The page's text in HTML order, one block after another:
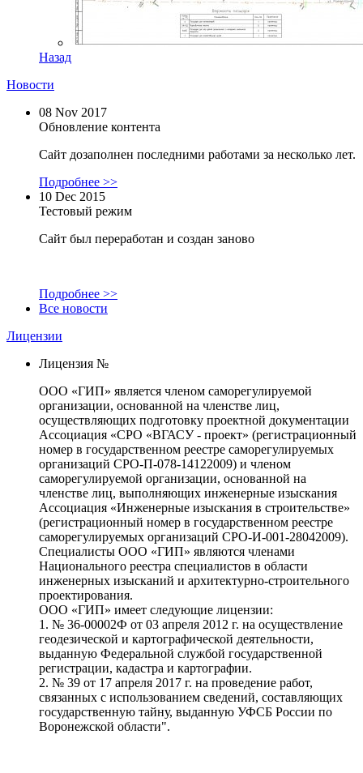
Назад
Новости
08 Nov 2017
Обновление контента
Сайт дозаполнен последними работами за несколько лет.
Подробнее >>
10 Dec 2015
Тестовый режим
Сайт был переработан и создан заново
Подробнее >>
Все новости
Лицензии
Лицензия №
ООО «ГИП» является членом саморегулируемой
организации, основанной на членстве лиц,
осуществляющих подготовку проектной документации
Ассоциация «СРО «ВГАСУ - проект» (регистрационный
номер в государственном реестре саморегулируемых
организаций СРО-П-078-14122009) и членом
саморегулируемой организации, основанной на
членстве лиц, выполняющих инженерные изыскания
Ассоциация «Инженерные изыскания в строительстве»
(регистрационный номер в государственном реестре
саморегулируемых организаций СРО-И-001-28042009).
Специалисты ООО «ГИП» являются членами
Национального реестра специалистов в области
инженерных изысканий и архитектурно-строительного
проектирования.
ООО «ГИП» имеет следующие лицензии:
1. № 36-00002Ф от 03 апреля 2012 г. на осуществление
геодезической и картографической деятельности,
выданную Федеральной службой государственной
регистрации, кадастра и картографии.
2. № 39 от 17 апреля 2017 г. на проведение работ,
связанных с использованием сведений, составляющих
государственную тайну, выданную УФСБ России по
Воронежской области".